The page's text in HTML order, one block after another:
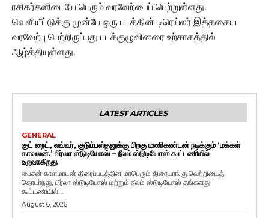
ரசிகர்களிடையே பெரும் வரவேற்பைப் பெற்றுள்ளது.
வெளியீட்டுக்கு முன்பே ஒரு படத்தின் டிரெய்லர் இத்தகைய
வரவேற்பு பெற்றிருப்பது படக்குழுவினரை உற்சாகத்தில்
ஆழ்த்தியுள்ளது.
LATEST ARTICLES
GENERAL
குட் நைட், லவ்வர், குடும்பஸ்தனுக்கு பிறகு மணிகண்டன் நடிக்கும் ‘மக்கள்
காவலன்.’ பிர்லா ஸ்டுடியோஸ் – நீலம் ஸ்டுடியோஸ் கூட்டணியில்
உருவாகிறது.
பைசன் காளமாடன் திரைப்படத்தின் மாபெரும் திரையரங்கு வெற்றியைத்
தொடர்ந்து, பிர்லா ஸ்டுடியோஸ் மற்றும் நீலம் ஸ்டுடியோஸ் தங்களது
கூட்டணியில்...
August 6, 2026